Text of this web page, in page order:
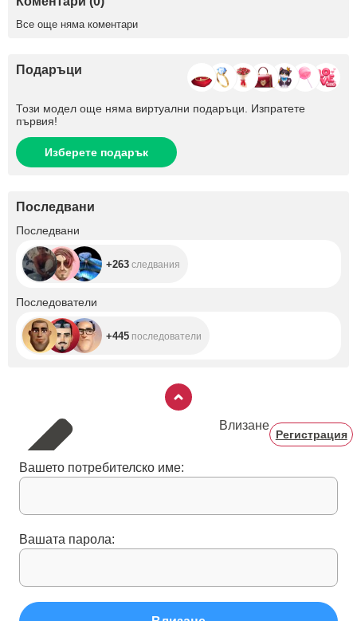
Все още няма коментари
Подаръци
Този модел още няма виртуални подаръци. Изпратете
първия!
Изберете подарък
Последвани
Последвани
+263 следвания
Последователи
+445 последователи
Влизане
Регистрация
Вашето потребителско име:
Вашата парола: